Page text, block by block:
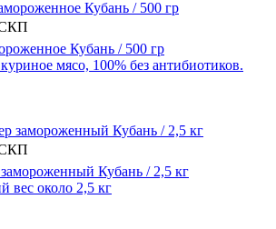
Кубань / 500 гр
мясо, 100% без антибиотиков.
Кубань / 2,5 кг
вес около 2,5 кг